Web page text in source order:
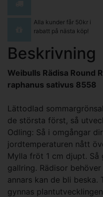
Alla kunder får 50kr i
rabatt på nästa köp!
Beskrivning
Weibulls Rädisa Round
raphanus sativus 8558
Lättodlad
de största först, så
Odling: Så i omgångar
jordtemperaturen nått
Mylla fröt 1 cm djupt. Så
gallring. Rädisor
annars kan de bli beska.
gynnas